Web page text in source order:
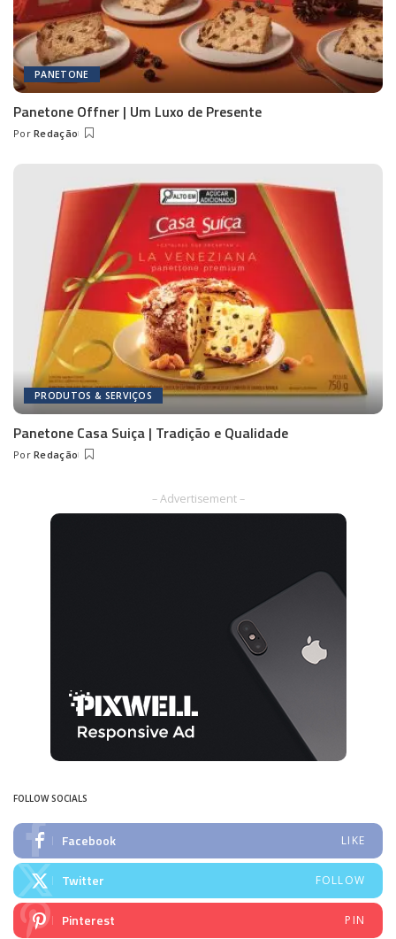
PANETONE
Panetone Offner | Um Luxo de Presente
Posted
Por Redação
PRODUTOS & SERVIÇOS
Panetone Casa Suiça | Tradição e Qualidade
Posted
Por Redação
– Advertisement –
FOLLOW SOCIALS
Facebook LIKE
Twitter FOLLOW
Pinterest PIN